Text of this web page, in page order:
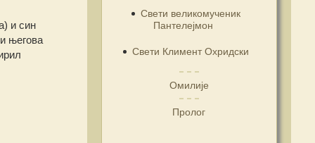
и син
његова
Свети великомученик
Пантелејмон
Свети Климент Охридски
Омилије
Пролог